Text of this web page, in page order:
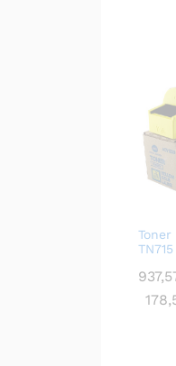
Toner
TN715